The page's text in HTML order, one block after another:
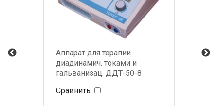
Аппарат для терапии
диадинамич. токами и
гальванизац. ДДТ-50-8
Сравнить